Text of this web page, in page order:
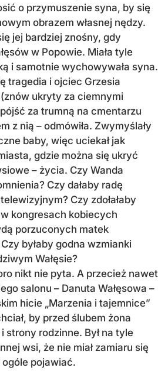
o przymuszenie syna, by się
obrazem własnej nędzy.
jej bardziej znośny, gdy
w Popowie. Miała tyle
i samotnie wychowywała syna.
tragedia i ojciec Grzesia
ukryty za ciemnymi
za trumną na cmentarzu
z nią – odmówiła. Zwymyślały
baby, więc uciekał jak
gdzie można się ukryć
– życia. Czy Wanda
Czy dałaby radę
Czy zdołałaby
kongresach kobiecych
porzuconych matek
byłaby godna wzmianki
Wałęsie?
nikt nie pyta. A przecież nawet
salonu – Danuta Wałęsowa –
hicie „Marzenia i tajemnice”
by przed ślubem żona
strony rodzinne. Był na tyle
wsi, że nie miał zamiaru się
pojawiać.